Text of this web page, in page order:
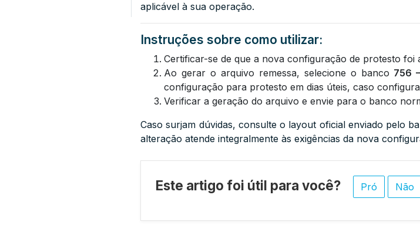
aplicável à sua operação.
Instruções sobre como utilizar:
Certificar-se de que a nova configuração de protesto
Ao gerar o arquivo remessa, selecione o banco 756
configuração para protesto em dias úteis, caso
Verificar a geração do arquivo e envie para o banco
Caso surjam dúvidas, consulte o layout oficial enviado pelo
alteração atende integralmente às exigências da nova
Este artigo foi útil para você? Pró Não